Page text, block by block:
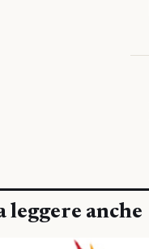
leggere anche